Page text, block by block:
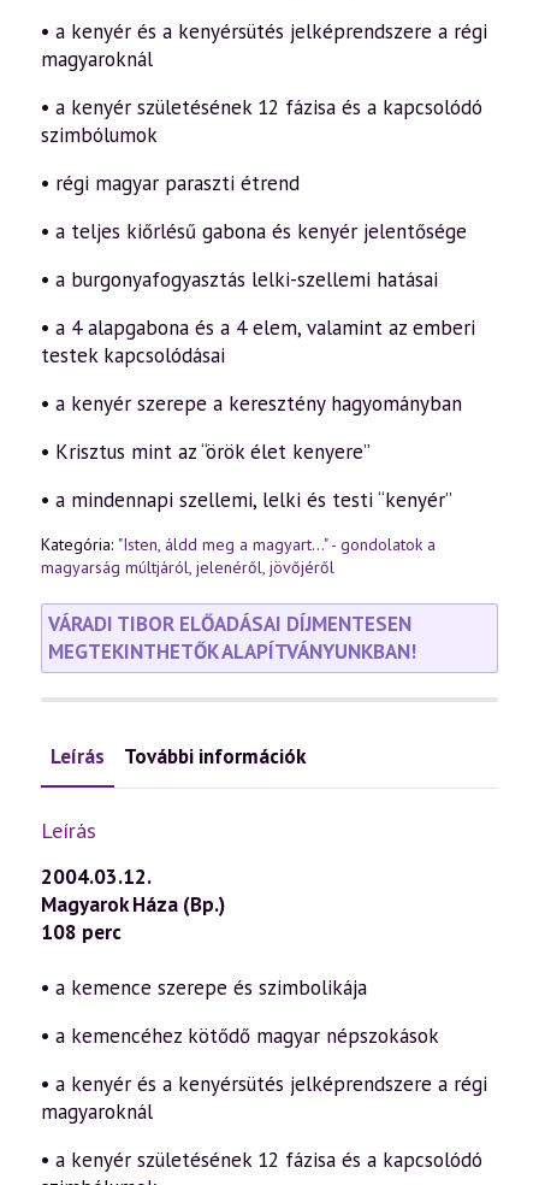
• a kenyér és a kenyérsütés jelképrendszere a régi
magyaroknál
• a kenyér születésének 12 fázisa és a kapcsolódó
szimbólumok
• régi magyar paraszti étrend
• a teljes kiőrlésű gabona és kenyér jelentősége
• a burgonyafogyasztás lelki-szellemi hatásai
• a 4 alapgabona és a 4 elem, valamint az emberi
testek kapcsolódásai
• a kenyér szerepe a keresztény hagyományban
• Krisztus mint az “örök élet kenyere”
• a mindennapi szellemi, lelki és testi “kenyér”
Kategória: "Isten, áldd meg a magyart..." - gondolatok a
magyarság múltjáról, jelenéről, jövőjéről
VÁRADI TIBOR ELŐADÁSAI DÍJMENTESEN
MEGTEKINTHETŐK ALAPÍTVÁNYUNKBAN!
Leírás További információk
Leírás
2004.03.12.
Magyarok Háza (Bp.)
108 perc
• a kemence szerepe és szimbolikája
• a kemencéhez kötődő magyar népszokások
• a kenyér és a kenyérsütés jelképrendszere a régi
magyaroknál
• a kenyér születésének 12 fázisa és a kapcsolódó